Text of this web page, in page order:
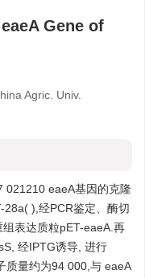
Gene of
Agric. Univ.
021210 eaeA基因的克隆
28a( ),经PCR鉴定、酶切
表达质粒pET-eaeA.再
经IPTG诱导, 进行
质量约为94 000,与 eaeA